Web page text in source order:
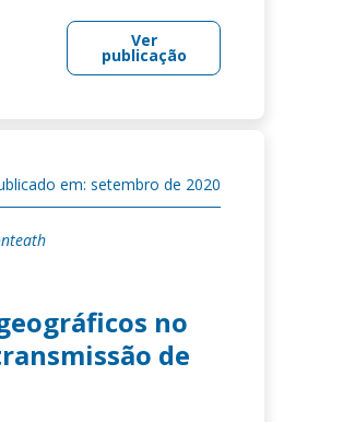
Ver
publicação
em: setembro de 2020
no
de